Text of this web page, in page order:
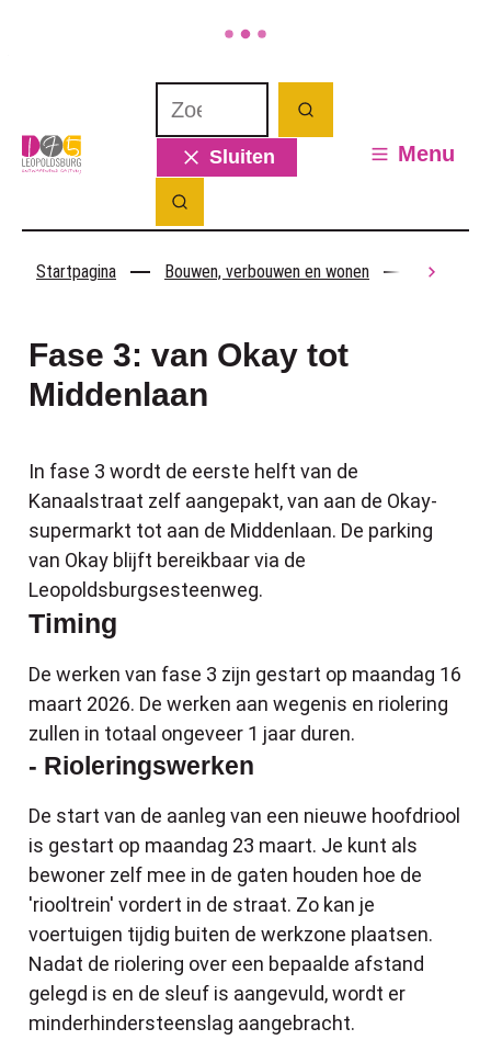
Leopoldsburg
Zoeken
Sluiten
Zoek tonen / verbergen
Menu
scroll
Startpagina Bouwen, verbouwen en wonen
Fase 3: van Okay tot
Middenlaan
In fase 3 wordt de eerste helft van de
Kanaalstraat zelf aangepakt, van aan de Okay-
supermarkt tot aan de Middenlaan. De parking
van Okay blijft bereikbaar via de
Leopoldsburgsesteenweg.
Timing
De werken van fase 3 zijn gestart op maandag 16
maart 2026. De werken aan wegenis en riolering
zullen in totaal ongeveer 1 jaar duren.
- Rioleringswerken
De start van de aanleg van een nieuwe hoofdriool
is gestart op maandag 23 maart. Je kunt als
bewoner zelf mee in de gaten houden hoe de
'riooltrein' vordert in de straat. Zo kan je
voertuigen tijdig buiten de werkzone plaatsen.
Nadat de riolering over een bepaalde afstand
gelegd is en de sleuf is aangevuld, wordt er
minderhindersteenslag aangebracht.